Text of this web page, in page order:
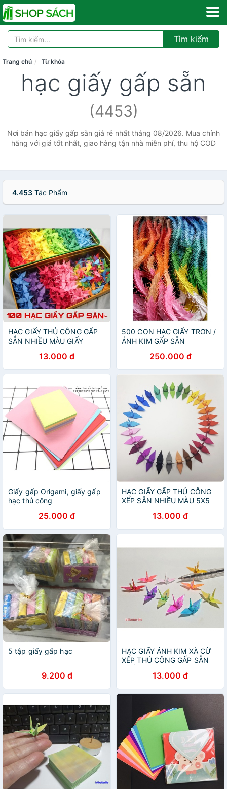
Tìm kiếm
Trang chủ Từ khóa
hạc giấy gấp sẵn
(4453)
Nơi bán hạc giấy gấp sẵn giá rẻ nhất tháng 08/2026. Mua chính
hãng với giá tốt nhất, giao hàng tận nhà miễn phí, thu hộ COD
4.453 Tác Phẩm
HẠC GIẤY THỦ CÔNG GẤP
SẴN NHIỀU MÀU GIẤY
13.000 đ
500 CON HẠC GIẤY TRƠN /
ÁNH KIM GẤP SẴN
250.000 đ
Giấy gấp Origami, giấy gấp
hạc thủ công
25.000 đ
HẠC GIẤY GẤP THỦ CÔNG
XẾP SẴN NHIỀU MÀU 5X5
13.000 đ
5 tập giấy gấp hạc
9.200 đ
HẠC GIẤY ÁNH KIM XÀ CỪ
XẾP THỦ CÔNG GẤP SẴN
13.000 đ